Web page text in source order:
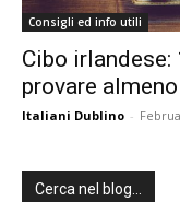
Consigli ed info utili
Cibo
provare
Italiani Dublino -
Cerca nel blog…